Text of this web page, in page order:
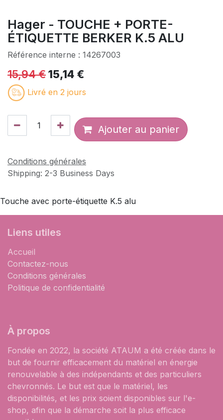
Hager - TOUCHE + PORTE-
ÉTIQUETTE BERKER K.5 ALU
Référence interne : 14267003
15,94€15,14 €
Livré en 2 jours
Ajouter au panier
Conditions générales
Shipping: 2-3 Business Days
Touche avec porte-étiquette K.5 alu
Liens utiles
Accueil
Contactez-nous
Conditions générales
Politique de confidentialité
À propos
Fondée en 2022, la société ATAUM a été créée dans le
but de fournir efficacement du matériel en énergie
renouvelable à des indépendants et des particuliers
chevronnés. Le but est que le matériel, les
disponibilités, et les prix soient disponibles sur l'e-
shop, afin que la démarche soit la plus efficace